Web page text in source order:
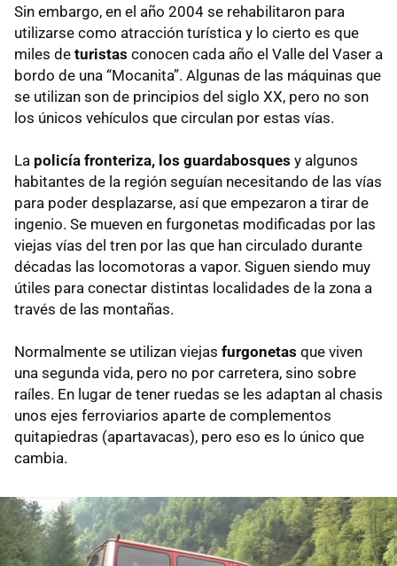
Sin embargo, en el año 2004 se rehabilitaron para
utilizarse como atracción turística y lo cierto es que
miles de turistas conocen cada año el Valle del Vaser a
bordo de una “Mocanita”. Algunas de las máquinas que
se utilizan son de principios del siglo XX, pero no son
los únicos vehículos que circulan por estas vías.
La policía fronteriza, los guardabosques y algunos
habitantes de la región seguían necesitando de las vías
para poder desplazarse, así que empezaron a tirar de
ingenio. Se mueven en furgonetas modificadas por las
viejas vías del tren por las que han circulado durante
décadas las locomotoras a vapor. Siguen siendo muy
útiles para conectar distintas localidades de la zona a
través de las montañas.
Normalmente se utilizan viejas furgonetas que viven
una segunda vida, pero no por carretera, sino sobre
raíles. En lugar de tener ruedas se les adaptan al chasis
unos ejes ferroviarios aparte de complementos
quitapiedras (apartavacas), pero eso es lo único que
cambia.